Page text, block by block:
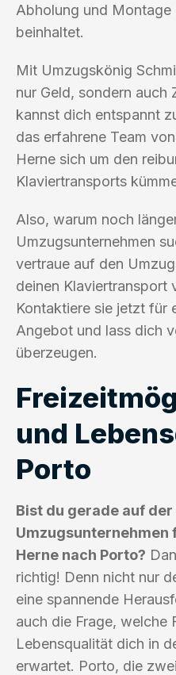
Abholung und Montage
beinhaltet.
Mit Umzugskönig
nur Geld, sondern auch
kannst dich entspannt
das erfahrene Team
Herne sich um den
Klaviertransports
Also, warum noch
Umzugsunternehmen
vertraue auf den
deinen Klaviertransport
Kontaktiere sie jetzt für
Angebot und lass dich
überzeugen.
und
Porto
Bist du gerade auf
Umzugsunternehmen
Herne nach Porto?
richtig! Denn nicht nur
eine spannende
auch die Frage, welche
Lebensqualität dich in
erwartet. Porto, die